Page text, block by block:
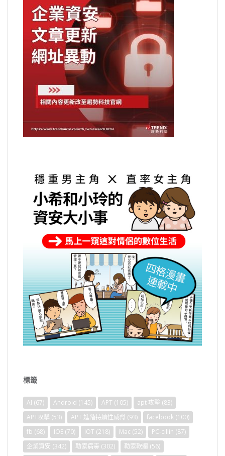
標籤
AI (67) Android (145) APT (105) apt 攻擊 (83)
APT攻擊 (53) APT 進階持續性威脅 (93) facebook (100)
fb (68) IOE (70) IOT (218) Mac (52) PC-cillin (87)
企業資安 (342) 勒索病毒 (302) 勒索軟體 (56)